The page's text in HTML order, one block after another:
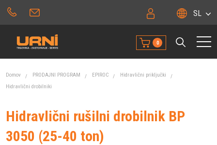
SL
0
Domov PRODAJNI PROGRAM EPIROC
Hidravlični priključki
Hidravlični drobilniki
Hidravlični rušilni drobilnik BP
3050 (25-40 ton)